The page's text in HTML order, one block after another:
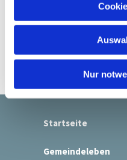
Nur
Startseite
Gemeindeleben